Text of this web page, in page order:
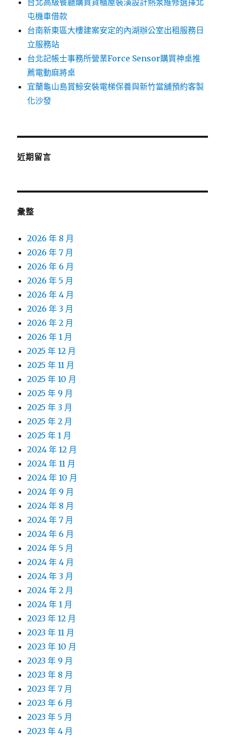
台北高級餐廳購買貨櫃屋裝潢設計熱泵維修選擇北
屯機車借款
台南新東區大樓建案安定的內湖辦公室出租服務日
立服務站
台北記帳士事務所營業Force Sensor購買神桌推
薦電動麻將桌
宜蘭龜山島賞鯨安裝電梯保養與新竹當舖預約客製
化沙發
近期留言
彙整
2026 年 8 月
2026 年 7 月
2026 年 6 月
2026 年 5 月
2026 年 4 月
2026 年 3 月
2026 年 2 月
2026 年 1 月
2025 年 12 月
2025 年 11 月
2025 年 10 月
2025 年 9 月
2025 年 3 月
2025 年 2 月
2025 年 1 月
2024 年 12 月
2024 年 11 月
2024 年 10 月
2024 年 9 月
2024 年 8 月
2024 年 7 月
2024 年 6 月
2024 年 5 月
2024 年 4 月
2024 年 3 月
2024 年 2 月
2024 年 1 月
2023 年 12 月
2023 年 11 月
2023 年 10 月
2023 年 9 月
2023 年 8 月
2023 年 7 月
2023 年 6 月
2023 年 5 月
2023 年 4 月